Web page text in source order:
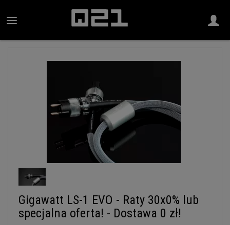
Gigawatt LS-1 EVO - Raty 30x0% lub
specjalna oferta! - Dostawa 0 zł!